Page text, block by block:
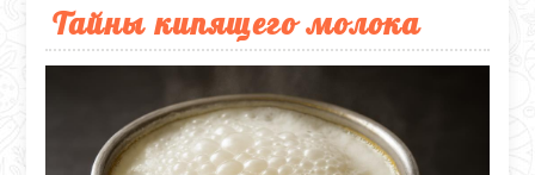
Тайны кипящего молока